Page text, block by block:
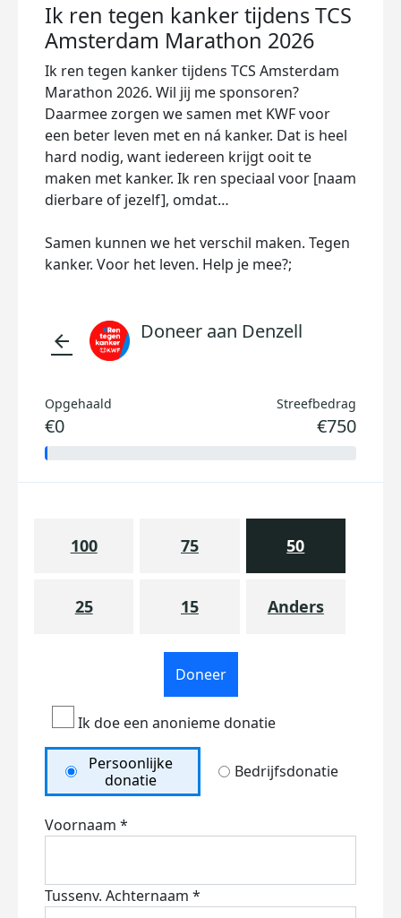
Ik ren tegen kanker tijdens TCS
Amsterdam Marathon 2026
Ik ren tegen kanker tijdens TCS Amsterdam
Marathon 2026. Wil jij me sponsoren?
Daarmee zorgen we samen met KWF voor
een beter leven met en ná kanker. Dat is heel
hard nodig, want iedereen krijgt ooit te
maken met kanker. Ik ren speciaal voor [naam
dierbare of jezelf], omdat…
Samen kunnen we het verschil maken. Tegen
kanker. Voor het leven. Help je mee?;
arrow_back Doneer aan Denzell
Opgehaald
€0
Streefbedrag
€750
100 75 50
25 15 Anders
Doneer
Ik doe een anonieme donatie
Persoonlijke
donatie
Bedrijfsdonatie
Voornaam *
Tussenv. Achternaam *